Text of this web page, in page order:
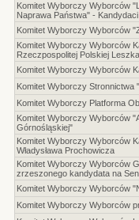
Komitet Wyborczy Wyborców
Naprawa Państwa" -
Komitet Wyborczy Wyborców
Komitet Wyborczy Wyborców
Rzeczpospolitej Polskiej
Komitet Wyborczy Wyborców
Komitet Wyborczy Stronnictwa
Komitet Wyborczy Platforma
Komitet Wyborczy Wyborców
Górnośląskiej"
Komitet Wyborczy Wyborców
Władysława Prochowicza
Komitet Wyborczy Wyborców
zrzeszonego kandydata na
Komitet Wyborczy Wyborców
Komitet Wyborczy Wyborców